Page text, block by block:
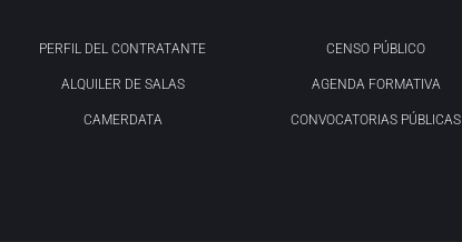
PERFIL DEL CONTRATANTE
ALQUILER DE SALAS
CAMERDATA
CENSO PÚBLICO
AGENDA FORMATIVA
CONVOCATORIAS PÚBLICAS